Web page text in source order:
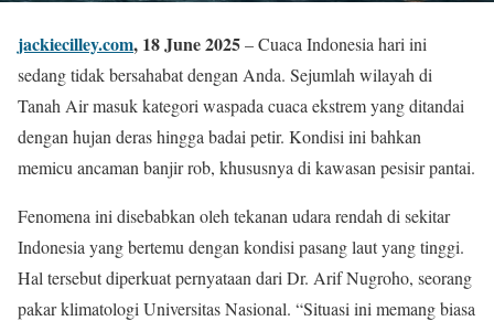
jackiecilley.com, 18 June 2025– Cuaca Indonesia hari ini
sedang tidak bersahabat dengan Anda. Sejumlah wilayah di
Tanah Air masuk kategori waspada cuaca ekstrem yang ditandai
dengan hujan deras hingga badai petir. Kondisi ini bahkan
memicu ancaman banjir rob, khususnya di kawasan pesisir pantai.
Fenomena ini disebabkan oleh tekanan udara rendah di sekitar
Indonesia yang bertemu dengan kondisi pasang laut yang tinggi.
Hal tersebut diperkuat pernyataan dari Dr. Arif Nugroho, seorang
pakar klimatologi Universitas Nasional. “Situasi ini memang biasa